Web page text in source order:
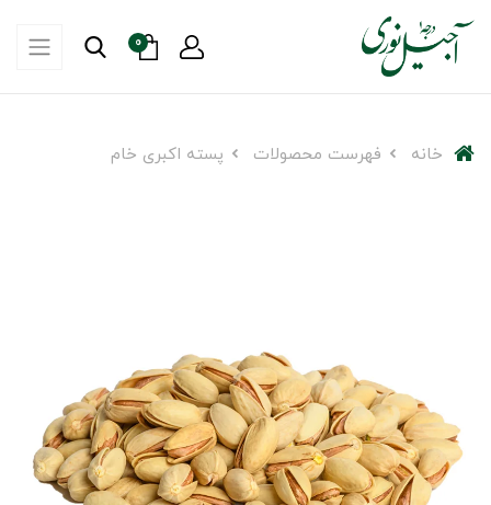
0
خانه فهرست محصولات پسته اکبری خام